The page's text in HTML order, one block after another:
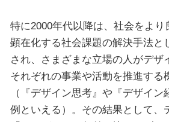
特に2000年代以降は、社会をより
顕在化する社会課題の解決手法と
され、さまざまな立場の人がデザ
それぞれの事業や活動を推進する
（『デザイン思考』や『デザイ
例といえる）。その結果として、